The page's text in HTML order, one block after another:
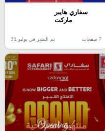
سفاري هايبر
ماركت
7 صفحات تم النشر في يوليو 31
منتهية الصلاحية